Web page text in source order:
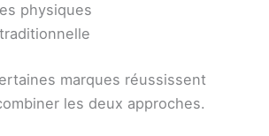
physiques
marques réussissent
les deux approches.